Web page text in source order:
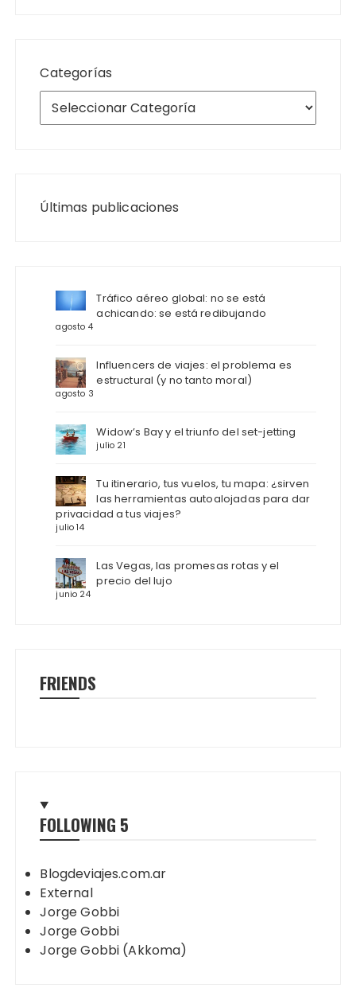
Categorías
Últimas publicaciones
Tráfico aéreo global: no se está
achicando: se está redibujando
agosto 4
Influencers de viajes: el problema es
estructural (y no tanto moral)
agosto 3
Widow’s Bay y el triunfo del set-jetting
julio 21
Tu itinerario, tus vuelos, tu mapa: ¿sirven
las herramientas autoalojadas para dar
privacidad a tus viajes?
julio 14
Las Vegas, las promesas rotas y el
precio del lujo
junio 24
FRIENDS
FOLLOWING 5
Blogdeviajes.com.ar
External
Jorge Gobbi
Jorge Gobbi
Jorge Gobbi (Akkoma)